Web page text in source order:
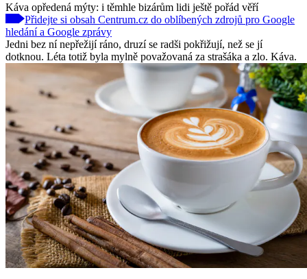
Káva opředená mýty: i těmhle bizárům lidi ještě pořád věří
Přidejte si obsah Centrum.cz do oblíbených zdrojů pro Google
hledání a Google zprávy
Jedni bez ní nepřežijí ráno, druzí se radši pokřižují, než se jí
dotknou. Léta totiž byla mylně považovaná za strašáka a zlo. Káva.